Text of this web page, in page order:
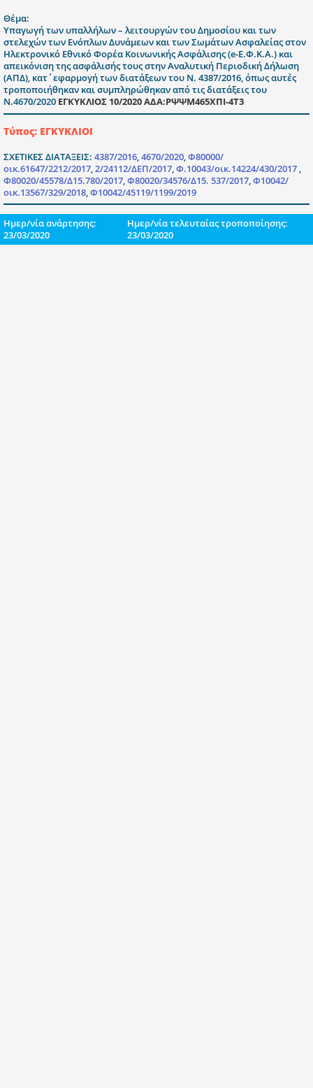
Θέμα:
Υπαγωγή των υπαλλήλων – λειτουργών του Δημοσίου και των
στελεχών των Ενόπλων Δυνάμεων και των Σωμάτων Ασφαλείας στον
Ηλεκτρονικό Εθνικό Φορέα Κοινωνικής Ασφάλισης (e-Ε.Φ.Κ.Α.) και
απεικόνιση της ασφάλισής τους στην Αναλυτική Περιοδική Δήλωση
(ΑΠΔ), κατ΄εφαρμογή των διατάξεων του Ν. 4387/2016, όπως αυτές
τροποποιήθηκαν και συμπληρώθηκαν από τις διατάξεις του
Ν.4670/2020 ΕΓΚΥΚΛΙΟΣ 10/2020 ΑΔΑ:ΡΨΨΜ465ΧΠΙ-4Τ3
Τύπος: ΕΓΚΥΚΛΙΟΙ
ΣΧΕΤΙΚΕΣ ΔΙΑΤΑΞΕΙΣ: 4387/2016,4670/2020,Φ80000/
οικ.61647/2212/2017,2/24112/ΔΕΠ/2017,Φ.10043/οικ.14224/430/2017 ,
Φ80020/45578/Δ15.780/2017,Φ80020/34576/Δ15. 537/2017,Φ10042/
οικ.13567/329/2018,Φ10042/45119/1199/2019
Ημερ/νία ανάρτησης:
23/03/2020
Ημερ/νία τελευταίας τροποποίησης:
23/03/2020